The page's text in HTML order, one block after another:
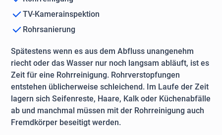
TV-Kamerainspektion
Rohrsanierung
Spätestens wenn es aus dem Abfluss unangenehm
riecht oder das Wasser nur noch langsam abläuft, ist es
Zeit für eine Rohrreinigung. Rohrverstopfungen
entstehen üblicherweise schleichend. Im Laufe der Zeit
lagern sich Seifenreste, Haare, Kalk oder Küchenabfälle
ab und manchmal müssen mit der Rohrreinigung auch
Fremdkörper beseitigt werden.